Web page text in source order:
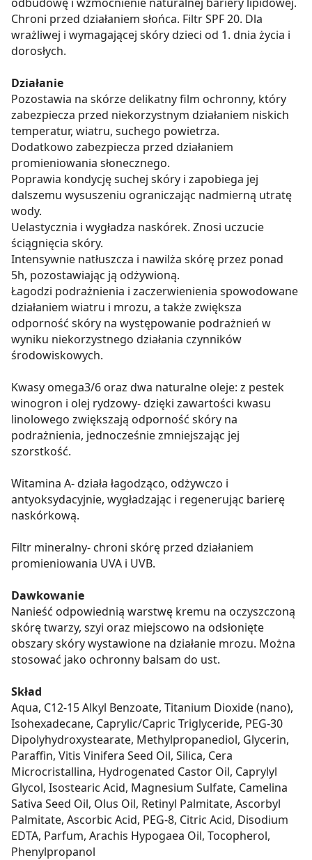
Chroni przed działaniem słońca. Filtr SPF 20. Dla
wrażliwej i wymagającej skóry dzieci od 1. dnia życia i
dorosłych.
Działanie
Pozostawia na skórze delikatny film ochronny, który
zabezpiecza przed niekorzystnym działaniem niskich
temperatur, wiatru, suchego powietrza.
Dodatkowo zabezpiecza przed działaniem
promieniowania słonecznego.
Poprawia kondycję suchej skóry i zapobiega jej
dalszemu wysuszeniu ograniczając nadmierną utratę
wody.
Uelastycznia i wygładza naskórek. Znosi uczucie
ściągnięcia skóry.
Intensywnie natłuszcza i nawilża skórę przez ponad
5h, pozostawiając ją odżywioną.
Łagodzi podrażnienia i zaczerwienienia spowodowane
działaniem wiatru i mrozu, a także zwiększa
odporność skóry na występowanie podrażnień w
wyniku niekorzystnego działania czynników
środowiskowych.
Kwasy omega3/6 oraz dwa naturalne oleje: z pestek
winogron i olej rydzowy- dzięki zawartości kwasu
linolowego zwiększają odporność skóry na
podrażnienia, jednocześnie zmniejszając jej
szorstkość.
Witamina A- działa łagodząco, odżywczo i
antyoksydacyjnie, wygładzając i regenerując barierę
naskórkową.
Filtr mineralny- chroni skórę przed działaniem
promieniowania UVA i UVB.
Dawkowanie
Nanieść odpowiednią warstwę kremu na oczyszczoną
skórę twarzy, szyi oraz miejscowo na odsłonięte
obszary skóry wystawione na działanie mrozu. Można
stosować jako ochronny balsam do ust.
Skład
Aqua, C12-15 Alkyl Benzoate, Titanium Dioxide (nano),
Isohexadecane, Caprylic/Capric Triglyceride, PEG-30
Dipolyhydroxystearate, Methylpropanediol, Glycerin,
Paraffin, Vitis Vinifera Seed Oil, Silica, Cera
Microcristallina, Hydrogenated Castor Oil, Caprylyl
Glycol, Isostearic Acid, Magnesium Sulfate, Camelina
Sativa Seed Oil, Olus Oil, Retinyl Palmitate, Ascorbyl
Palmitate, Ascorbic Acid, PEG-8, Citric Acid, Disodium
EDTA, Parfum, Arachis Hypogaea Oil, Tocopherol,
Phenylpropanol